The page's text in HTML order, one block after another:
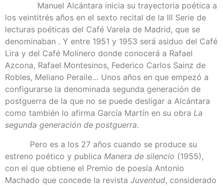
Manuel Alcántara inicia su trayectoria poética a
los veintitrés años en el sexto recital de la III Serie de
lecturas poéticas del Café Varela de Madrid, que se
denominaban . Y entre 1951 y 1953 será asiduo del Café
Lira y del Café Molinero donde conocerá a Rafael
Azcona, Rafael Montesinos, Federico Carlos Sainz de
Robles, Meliano Peraile… Unos años en que empezó a
configurarse la denominada segunda generación de
postguerra de la que no se puede desligar a Alcántara
como también lo afirma García Martín en su obra La
segunda generación de postguerra.
Pero es a los 27 años cuando se produce su
estreno poético y publica Manera de silencio (1955),
con el que obtiene el Premio de poesía Antonio
Machado que concede la revista Juventud, considerado